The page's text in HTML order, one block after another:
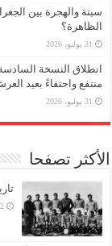
سبتة والهجرة بين
الظاهرة؟
31 يوليو، 2026
انطلاق النسخة
منتفع واحتفاءً بعيد
31 يوليو، 2026
الأكثر تصفحا
12